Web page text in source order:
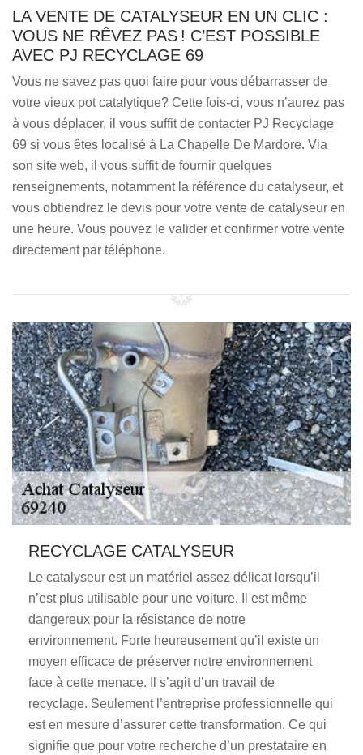
LA VENTE DE CATALYSEUR EN UN CLIC :
VOUS NE RÊVEZ PAS ! C’EST POSSIBLE
AVEC PJ RECYCLAGE 69
Vous ne savez pas quoi faire pour vous débarrasser de
votre vieux pot catalytique? Cette fois-ci, vous n’aurez pas
à vous déplacer, il vous suffit de contacter PJ Recyclage
69 si vous êtes localisé à La Chapelle De Mardore. Via
son site web, il vous suffit de fournir quelques
renseignements, notamment la référence du catalyseur, et
vous obtiendrez le devis pour votre vente de catalyseur en
une heure. Vous pouvez le valider et confirmer votre vente
directement par téléphone.
RECYCLAGE CATALYSEUR
Le catalyseur est un matériel assez délicat lorsqu’il
n’est plus utilisable pour une voiture. Il est même
dangereux pour la résistance de notre
environnement. Forte heureusement qu’il existe un
moyen efficace de préserver notre environnement
face à cette menace. Il s’agit d’un travail de
recyclage. Seulement l’entreprise professionnelle qui
est en mesure d’assurer cette transformation. Ce qui
signifie que pour votre recherche d’un prestataire en